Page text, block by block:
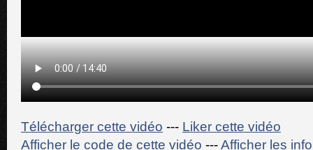
Télécharger cette vidéo --- Liker cette vidéo
Afficher le code de cette vidéo ---Afficher les